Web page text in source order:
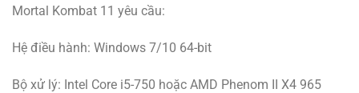
Mortal Kombat 11 yêu cầu:
Hệ điều hành: Windows 7/10 64-bit
Bộ xử lý: Intel Core i5-750 hoặc AMD Phenom II X4 965